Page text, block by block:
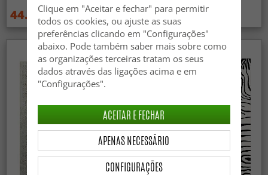
44.99 € 44.99 €
Clique em "Aceitar e fechar" para permitir
todos os cookies, ou ajuste as suas
preferências clicando em "Configurações"
abaixo. Pode também saber mais sobre como
as organizações terceiras tratam os seus
dados através das ligações acima e em
"Configurações".
CONFIGURAÇÕES
APENAS NECESSÁRIO
ACEITAR E FECHAR